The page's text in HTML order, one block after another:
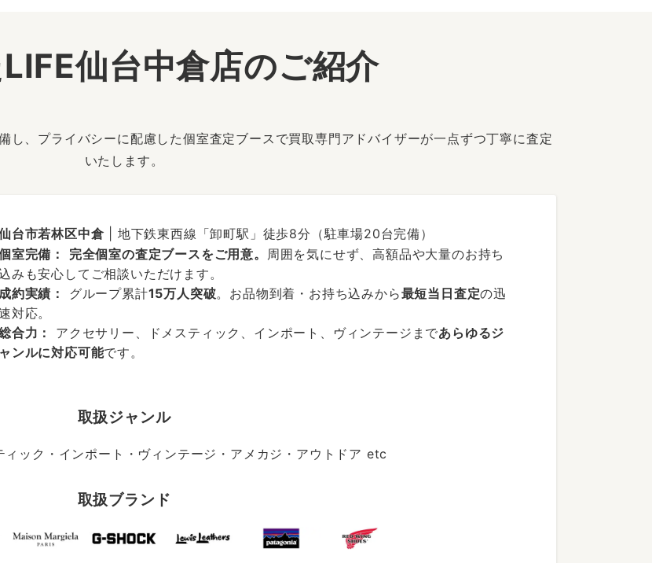
仙台中倉店のご紹介
、プライバシーに配慮した個室査定ブースで買取専門アドバイザーが一点ずつ丁寧に査定
いたします。
台市若林区中倉| 地下鉄東西線「卸町駅」徒歩8分（駐車場20台完備）
室完備：
完全個室の査定ブースをご用意。
周囲を気にせず、高額品や大量のお持ち
みも安心してご相談いただけます。
成約実績：
グループ累計15万人突破。お品物到着・お持ち込みから最短当日査定の迅
対応。
合力：
アクセサリー、ドメスティック、インポート、ヴィンテージまであらゆるジ
ャンルに対応可能です。
取扱ジャンル
ィック・インポート・ヴィンテージ・アメカジ・アウトドア etc
取扱ブランド